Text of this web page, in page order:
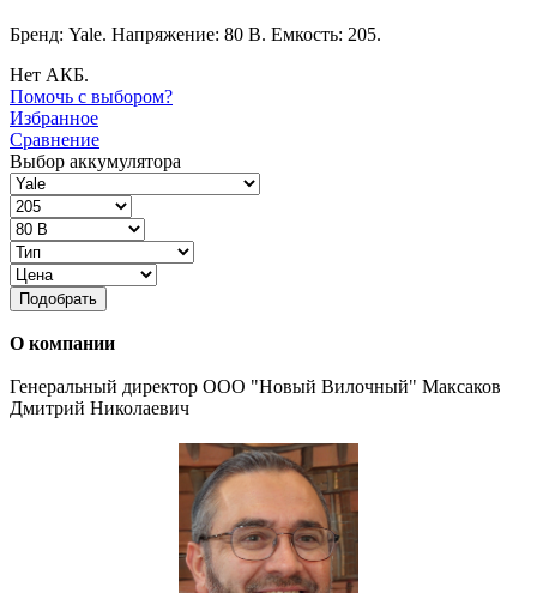
Бренд: Yale. Напряжение: 80 В. Емкость: 205.
Нет АКБ.
Помочь с выбором?
Избранное
Сравнение
Выбор аккумулятора
Подобрать
О компании
Генеральный директор ООО "Новый Вилочный" Максаков
Дмитрий Николаевич